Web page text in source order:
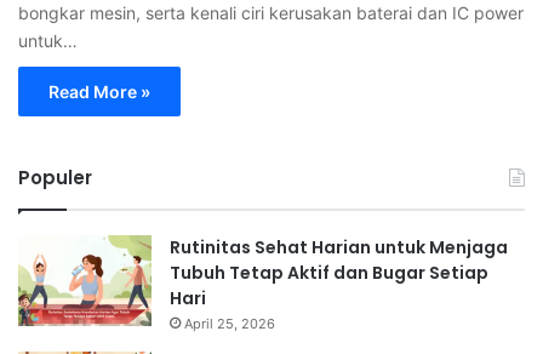
bongkar mesin, serta kenali ciri kerusakan baterai dan IC power
untuk…
Read More »
Populer
Rutinitas Sehat Harian untuk Menjaga
Tubuh Tetap Aktif dan Bugar Setiap
Hari
April 25, 2026